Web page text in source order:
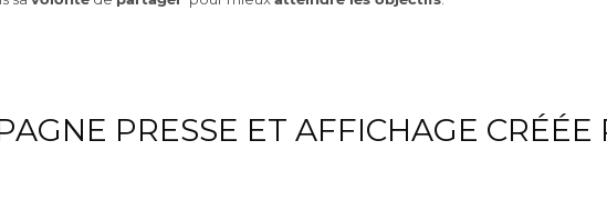
PRESSE ET AFFICHAGE